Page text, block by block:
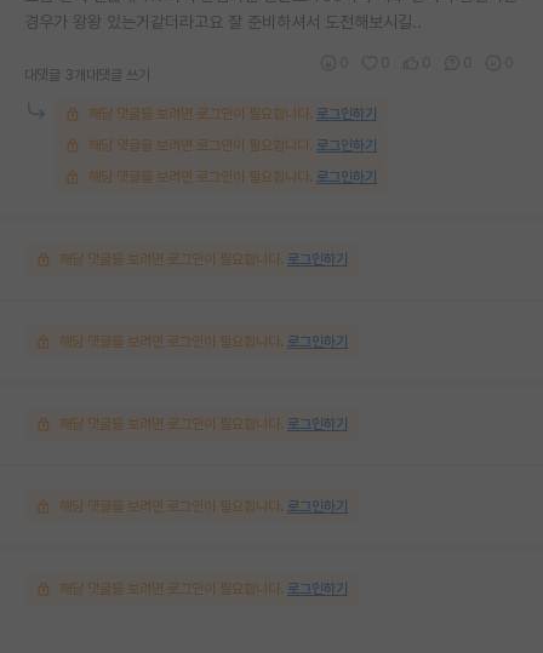
경우가 왕왕 있는거같더라고요 잘 준비하셔서 도전해보시길..
대댓글 3개 대댓글 쓰기
해당 댓글을 보려면 로그인이 필요합니다. 로그인하기
해당 댓글을 보려면 로그인이 필요합니다. 로그인하기
해당 댓글을 보려면 로그인이 필요합니다. 로그인하기
해당 댓글을 보려면 로그인이 필요합니다. 로그인하기
해당 댓글을 보려면 로그인이 필요합니다. 로그인하기
해당 댓글을 보려면 로그인이 필요합니다. 로그인하기
해당 댓글을 보려면 로그인이 필요합니다. 로그인하기
해당 댓글을 보려면 로그인이 필요합니다. 로그인하기